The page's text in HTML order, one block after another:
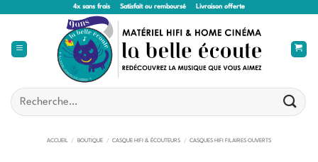
4x sans frais Satisfait ou remboursé Livraison offerte
Recherche
pour :
ACCUEIL / BOUTIQUE / CASQUE HIFI & ÉCOUTEURS / CASQUES HIFI FILAIRES OUVERTS